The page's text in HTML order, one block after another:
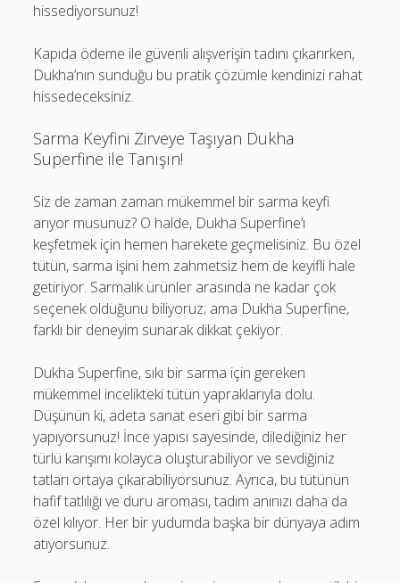
hissediyorsunuz!
Kapıda ödeme ile güvenli alışverişin tadını çıkarırken,
Dukha’nın sunduğu bu pratik çözümle kendinizi rahat
hissedeceksiniz.
Sarma Keyfini Zirveye Taşıyan Dukha
Superfine ile Tanışın!
Siz de zaman zaman mükemmel bir sarma keyfi
arıyor musunuz? O halde, Dukha Superfine’ı
keşfetmek için hemen harekete geçmelisiniz. Bu özel
tütün, sarma işini hem zahmetsiz hem de keyifli hale
getiriyor. Sarmalık ürünler arasında ne kadar çok
seçenek olduğunu biliyoruz; ama Dukha Superfine,
farklı bir deneyim sunarak dikkat çekiyor.
Dukha Superfine, sıkı bir sarma için gereken
mükemmel incelikteki tütün yapraklarıyla dolu.
Düşünün ki, adeta sanat eseri gibi bir sarma
yapıyorsunuz! İnce yapısı sayesinde, dilediğiniz her
türlü karışımı kolayca oluşturabiliyor ve sevdiğiniz
tatları ortaya çıkarabiliyorsunuz. Ayrıca, bu tütünün
hafif tatlılığı ve duru aroması, tadım anınızı daha da
özel kılıyor. Her bir yudumda başka bir dünyaya adım
atıyorsunuz.